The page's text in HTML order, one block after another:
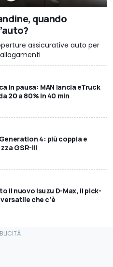
quando
assicurative auto per
in pausa: MAN lancia eTruck
20 a 80% in 40 min
4: più coppia e
GSR-III
il nuovo Isuzu D-Max, il pick-
versatile che c'è